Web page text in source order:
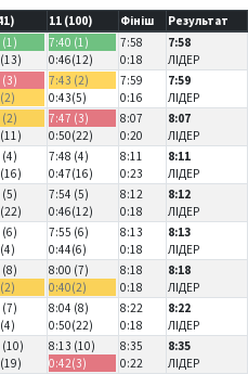
11 (100) Фініш Результат
(1)
7:40 (1)
0:46(12)
7:58
0:18
7:58
ЛІДЕР
(3)
7:43 (2)
0:43(5)
7:59
0:16
7:59
ЛІДЕР
(2)
7:47 (3)
0:50(22)
8:07
0:20
8:07
ЛІДЕР
(4)
7:48 (4)
0:47(16)
8:11
0:23
8:11
ЛІДЕР
(5)
7:54 (5)
0:46(12)
8:12
0:18
8:12
ЛІДЕР
(6)
7:55 (6)
0:44(6)
8:13
0:18
8:13
ЛІДЕР
(8)
8:00 (7)
0:40(2)
8:18
0:18
8:18
ЛІДЕР
(7)
8:04 (8)
0:50(22)
8:22
0:18
8:22
ЛІДЕР
(10)
8:13 (10)
0:42(3)
8:35
0:22
8:35
ЛІДЕР